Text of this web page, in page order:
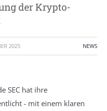
der Krypto-
2025 NEWS
SEC hat ihre
- mit einem klaren